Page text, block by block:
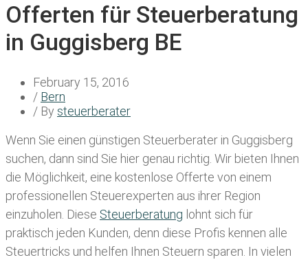
Offerten für Steuerberatung
in Guggisberg BE
February 15, 2016
/ Bern
/ By steuerberater
Wenn Sie einen günstigen Steuerberater in Guggisberg
suchen, dann sind Sie hier genau richtig. Wir bieten Ihnen
die Möglichkeit, eine kostenlose Offerte von einem
professionellen Steuerexperten aus ihrer Region
einzuholen. Diese Steuerberatung lohnt sich für
praktisch jeden Kunden, denn diese Profis kennen alle
Steuertricks und helfen Ihnen Steuern sparen. In vielen